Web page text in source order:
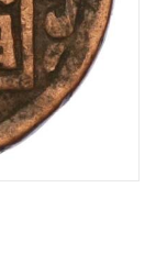
года)
и России